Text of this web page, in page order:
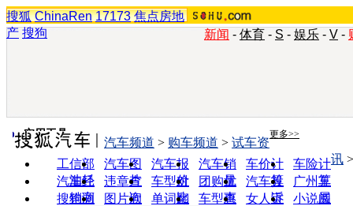
搜狐 ChinaRen 17173 焦点房地
产 搜狗 新闻 - 体育 - S - 娱乐 - V -
实用工具 更多>>
工信部
油耗
汽车图
片
汽车报
价
汽车销
量
车价计
算
车险计
算
汽车经
销商
违章查
询
车型对
比
团购优
惠
汽车投
诉
广州车
展
搜狗浏
图片欣
单词翻
车型查
女人宝
小说阅
汽车频道 > 购车频道 > 试车资
讯